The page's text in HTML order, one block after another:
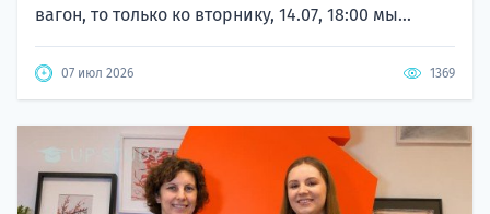
вагон, то только ко вторнику, 14.07, 18:00 мы...
07 июл 2026 1369